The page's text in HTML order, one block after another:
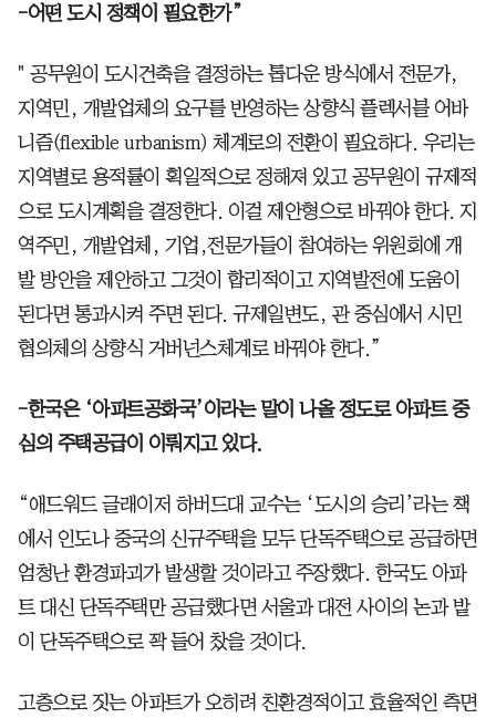
-어떤 도시 정책이 필요한가”
" 공무원이 도시건축을 결정하는 톱다운 방식에서 전문가,
지역민, 개발업체의 요구를 반영하는 상향식 플렉서블 어바
니즘(flexible urbanism) 체계로의 전환이 필요하다. 우리는
지역별로 용적률이 획일적으로 정해져 있고 공무원이 규제적
으로 도시계획을 결정한다. 이걸 제안형으로 바꿔야 한다. 지
역주민, 개발업체, 기업,전문가들이 참여하는 위원회에 개
발 방안을 제안하고 그것이 합리적이고 지역발전에 도움이
된다면 통과시켜 주면 된다. 규제일변도, 관 중심에서 시민
협의체의 상향식 거버넌스체계로 바꿔야 한다.”
-한국은 ‘아파트공화국’이라는 말이 나올 정도로 아파트 중
심의 주택공급이 이뤄지고 있다.
“애드워드 글래이저 하버드대 교수는 ‘도시의 승리’라는 책
에서 인도나 중국의 신규주택을 모두 단독주택으로 공급하면
엄청난 환경파괴가 발생할 것이라고 주장했다. 한국도 아파
트 대신 단독주택만 공급했다면 서울과 대전 사이의 논과 밭
이 단독주택으로 꽉 들어 찼을 것이다.
고층으로 짓는 아파트가 오히려 친환경적이고 효율적인 측면